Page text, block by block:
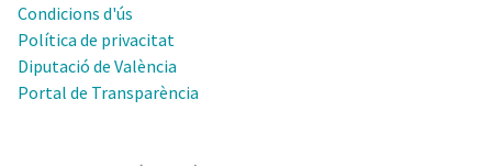
Condicions d'ús
Política de privacitat
Diputació de València
Portal de Transparència